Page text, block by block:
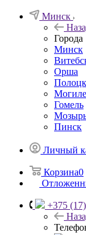
Минск
Города
Минск
Орша
Полоцк
Гомель
Пинск
Личный
Корзина0
+375